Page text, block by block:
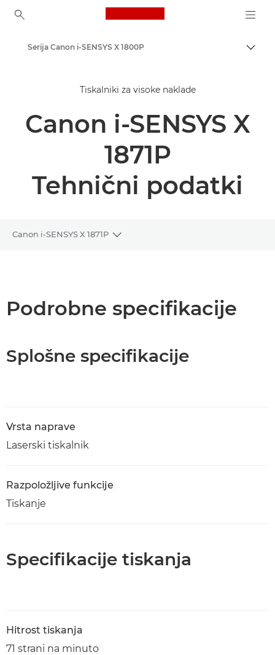
Canon Logo, back to
Rešitve in storitve
Poslovni izdelki
Enofunkcijski tiskalniki
Black & White Office Printers
Serija Canon i-SENSYS X 1800P
Tiskalniki za visoke naklade
Canon i-SENSYS X
1871P
Tehnični podatki
Canon i-SENSYS X 1871P
Toggle breadcrumbs
Prenos PDF
Podrobne specifikacije
Splošne specifikacije
Vrsta naprave
Laserski tiskalnik
Razpoložljive funkcije
Tiskanje
Specifikacije tiskanja
Hitrost tiskanja
71 strani na minuto